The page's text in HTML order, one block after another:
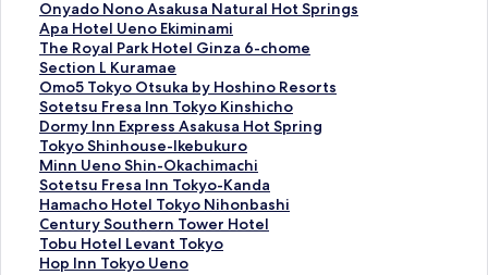
U
e
n
o
I
n
a
r
i
c
h
o
的
連
o
k
y
o
U
e
n
o
T
a
w
a
r
a
G
o
t
a
n
d
a
b
y
H
o
s
h
i
的
連
結
K
Y
O
U
E
N
O
的
連
結
O
T
E
L
J
a
m
e
s
z
a
k
a
的
t
e
H
o
t
e
l
K
a
m
i
n
a
r
o
o
d
H
o
t
e
l
&
A
p
a
r
t
g
a
H
o
t
e
l
U
e
n
o
T
o
k
a
H
o
t
e
l
U
e
n
o
E
k
i
m
p
a
H
o
t
e
l
A
s
a
k
u
s
a
Onyado Nono Asakusa Natural Hot Springs
O
n
y
a
d
o
N
o
n
o
A
s
a
k
Apa Hotel Ueno Ekiminami
A
p
a
H
o
t
e
l
U
e
n
o
E
The Royal Park Hotel Ginza 6-chome
T
h
e
R
o
y
a
l
P
a
r
k
Section L Kuramae
S
e
c
t
i
o
n
L
K
u
r
Omo5 Tokyo Otsuka by Hoshino Resorts
O
m
o
5
T
o
k
y
o
O
Sotetsu Fresa Inn Tokyo Kinshicho
S
o
t
e
t
s
u
F
r
Dormy Inn Express Asakusa Hot Spring
D
o
r
m
y
I
n
n
Tokyo Shinhouse-Ikebukuro
T
o
k
y
o
S
h
Minn Ueno Shin-Okachimachi
M
i
n
n
U
e
Sotetsu Fresa Inn Tokyo-Kanda
S
o
t
e
t
Hamacho Hotel Tokyo Nihonbashi
H
a
m
a
Century Southern Tower Hotel
C
e
n
Tobu Hotel Levant Tokyo
T
o
Hop Inn Tokyo Ueno
H